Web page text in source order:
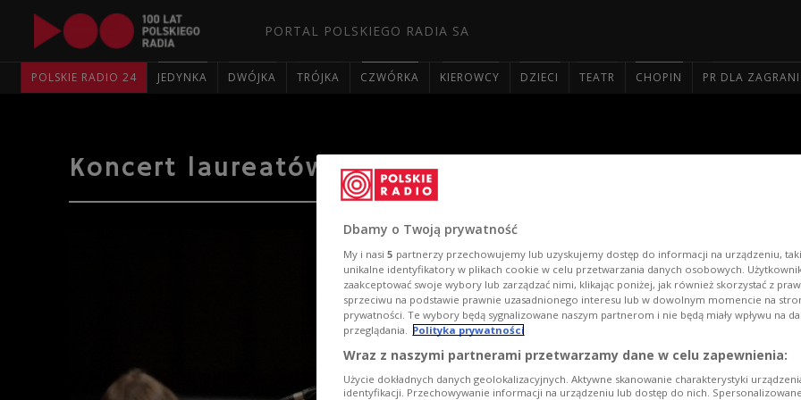
PORTAL POLSKIEGO RADIA SA
POLSKIE RADIO 24 JEDYNKA DWÓJKA TRÓJKA CZWÓRKA KIEROWCY DZIECI TEATR CHOPIN PR DLA
Koncert laureatów "Nowej Tradycji" 2013
Dbamy o Twoją prywatność
My i nasi 5 partnerzy przechowujemy lub uzyskujemy dostęp do informacji na urządzeniu,
unikalne identyfikatory w plikach cookie w celu przetwarzania danych osobowych.
zaakceptować swoje wybory lub zarządzać nimi, klikając poniżej, jak również skorzystać z
sprzeciwu na podstawie prawnie uzasadnionego interesu lub w dowolnym momencie na
prywatności. Te wybory będą sygnalizowane naszym partnerom i nie będą miały wpływu na
przeglądania. Polityka prywatności
Wraz z naszymi partnerami przetwarzamy dane w celu zapewnienia:
Użycie dokładnych danych geolokalizacyjnych. Aktywne skanowanie charakterystyki
identyfikacji. Przechowywanie informacji na urządzeniu lub dostęp do nich.